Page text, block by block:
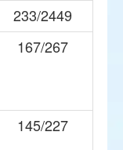
233/2449
167/267
145/227